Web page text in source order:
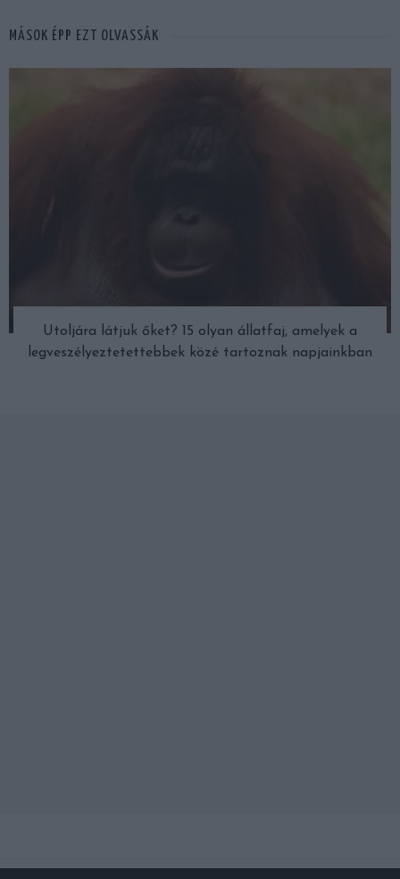
MÁSOK ÉPP EZT OLVASSÁK
Utoljára látjuk őket? 15 olyan állatfaj, amelyek a
legveszélyeztetettebbek közé tartoznak napjainkban